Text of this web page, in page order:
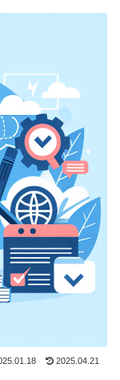
2025.04.21